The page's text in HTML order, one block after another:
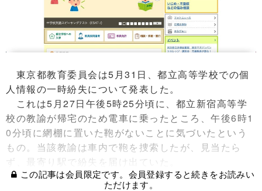
東京都教育委員会は5月31日、都立高等学校での個
人情報の一時紛失について発表した。
これは5月27日午後5時25分頃に、都立新宿高等学
校の教諭が帰宅のため電車に乗ったところ、午後6時1
0分頃に網棚に置いた鞄がないことに気づいたという
もの。当該教諭は車内で鞄を捜索したが、見当たら
ず、最寄り駅で紛失を届け出ていた。
この記事は会員限定です。会員登録すると続きをお読みい
ただけます。